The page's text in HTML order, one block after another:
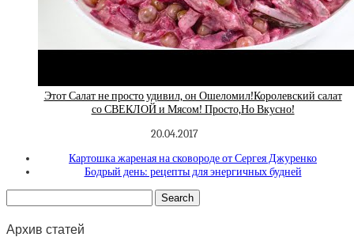
Этот Салат не просто удивил, он Ошеломил!Королевский салат
со СВЕКЛОЙ и Мясом! Просто,Но Вкусно!
20.04.2017
Картошка жареная на сковороде от Сергея Джуренко
Бодрый день: рецепты для энергичных будней
Архив статей